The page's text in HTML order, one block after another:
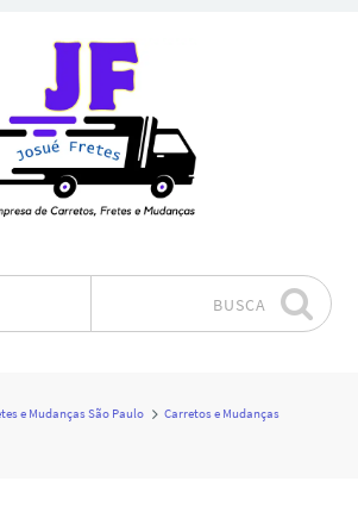
BUSCA
e Mudanças São Paulo
Carretos e Mudanças